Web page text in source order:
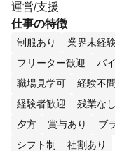
運営/支援
仕事の特徴
制服あり 業界未経
フリーター歓迎
バ
職場見学可
経験不問
経験者歓迎
残業なし
夕方
賞与あり ブ
シフト制
社割あり